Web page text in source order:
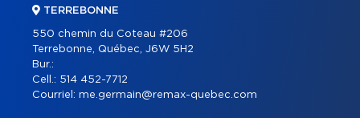
TERREBONNE
550 chemin du Coteau #206
Terrebonne, Québec, J6W 5H2
Bur.:
Cell.: 514 452-7712
Courriel: me.germain@remax-quebec.com